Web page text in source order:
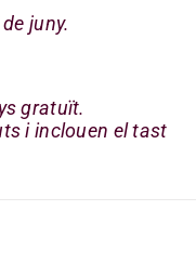
de juny.
gratuït.